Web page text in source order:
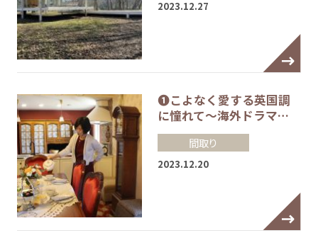
2023.12.27
❶こよなく愛する英国調
に憧れて～海外ドラマ…
間取り
2023.12.20